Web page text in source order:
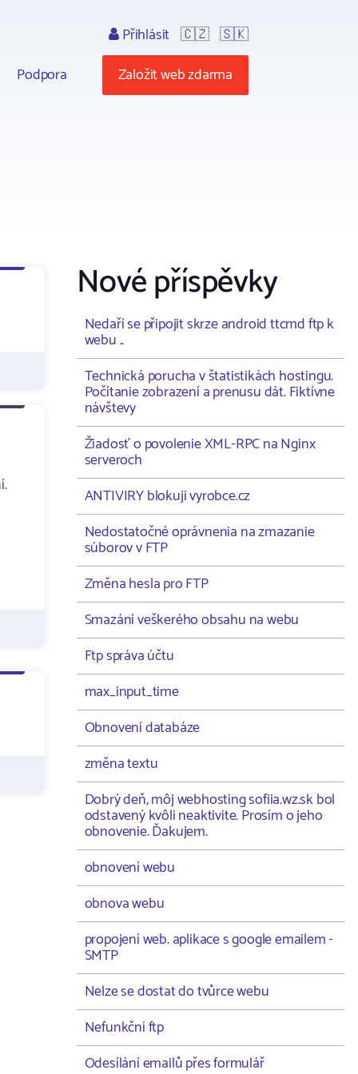
Podpora
Přihlásit 🇨🇿 🇸🇰
Založit web zdarma
Nové příspěvky
Nedaří se připojit skrze android ttcmd ftp k
webu ..
Technická porucha v štatistikách hostingu.
Počítanie zobrazení a prenusu dát. Fiktívne
návštevy
Žiadosť o povolenie XML-RPC na Nginx
serveroch
ANTIVIRY blokuji vyrobce.cz
Nedostatočné oprávnenia na zmazanie
súborov v FTP
Změna hesla pro FTP
Smazání veškerého obsahu na webu
Ftp správa účtu
max_input_time
Obnovení databáze
změna textu
Dobrý deň, môj webhosting sofiia.wz.sk bol
odstavený kvôli neaktivite. Prosím o jeho
obnovenie. Ďakujem.
obnovení webu
obnova webu
propojení web. aplikace s google emailem -
SMTP
Nelze se dostat do tvůrce webu
Nefunkční ftp
Odesílání emailů přes formulář